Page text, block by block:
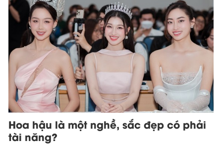
Hoa hậu là một nghề, sắc đẹp có phải
tài năng?